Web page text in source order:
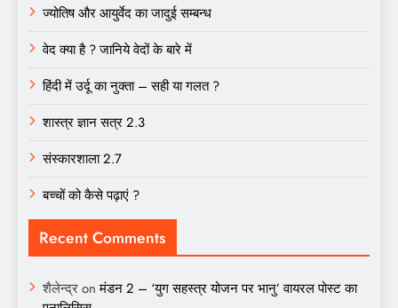
ज्योतिष और आयुर्वेद का जादुई सम्बन्ध
वेद क्या है ? जानिये वेदों के बारे में
हिंदी में उर्दू का नुक्ता – सही या गलत ?
शास्त्र ज्ञान सत्र 2.3
संस्कारशाला 2.7
बच्चों को कैसे पढ़ाएं ?
Recent Comments
शैलेन्द्रonमंडन 2 – ‘युग सहस्त्र योजन पर भानु’ वायरल पोस्ट का